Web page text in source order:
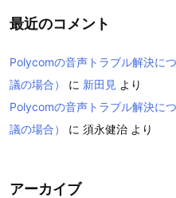
最近のコメント
Polycomの音声トラブル解決に
議の場合）
に 新田見 より
Polycomの音声トラブル解決に
議の場合）
に 須永健治 より
アーカイブ